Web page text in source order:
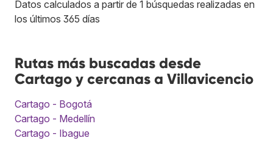
Datos calculados a partir de 1 búsquedas realizadas en
los últimos 365 días
Rutas más buscadas desde
Cartago y cercanas a Villavicencio
Cartago - Bogotá
Cartago - Medellín
Cartago - Ibague